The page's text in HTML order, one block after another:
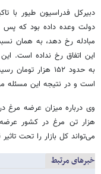
دبیرکل فدراسیون طیور با
دولت وعده داده بود که پس
مبادله رخ دهد، به همان
به حدود ۱۵۲ هزار
است و در نتیجه این
می‌تواند کل بازار را تحت
خبرهای مرتبط